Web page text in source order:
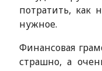
потратить, как
нужное.
Финансовая
страшно, а